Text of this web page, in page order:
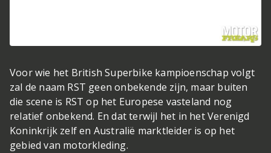
Voor wie het British Superbike kampioenschap volgt
zal de naam RST geen onbekende zijn, maar buiten
die scene is RST op het Europese vasteland nog
relatief onbekend. En dat terwijl het in het Verenigd
Koninkrijk zelf en Australië marktleider is op het
gebied van motorkleding.